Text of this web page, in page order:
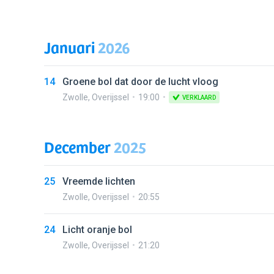
Januari2026
14 Groene bol dat door de lucht vloog
Zwolle, Overijssel 19:00 VERKLAARD
December2025
25 Vreemde lichten
Zwolle, Overijssel 20:55
24 Licht oranje bol
Zwolle, Overijssel 21:20